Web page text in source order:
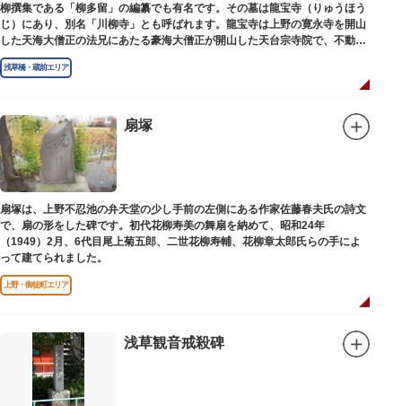
柳撰集である「柳多留」の編纂でも有名です。その墓は龍宝寺（りゅうほう
じ）にあり、別名「川柳寺」とも呼ばれます。龍宝寺は上野の寛永寺を開山
した天海大僧正の法兄にあたる豪海大僧正が開山した天台宗寺院で、不動明
王の梵字を刻んだ板碑が境内に残っています。
浅草橋・蔵前エリア
扇塚
扇塚は、上野不忍池の弁天堂の少し手前の左側にある作家佐藤春夫氏の詩文
で、扇の形をした碑です。初代花柳寿美の舞扇を納めて、昭和24年
（1949）2月、6代目尾上菊五郎、二世花柳寿輔、花柳章太郎氏らの手によ
って建てられました。
上野・御徒町エリア
浅草観音戒殺碑